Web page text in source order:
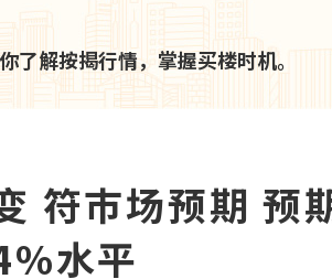
了解按揭行情，掌握买楼时机。
符巿场预期 预
水平